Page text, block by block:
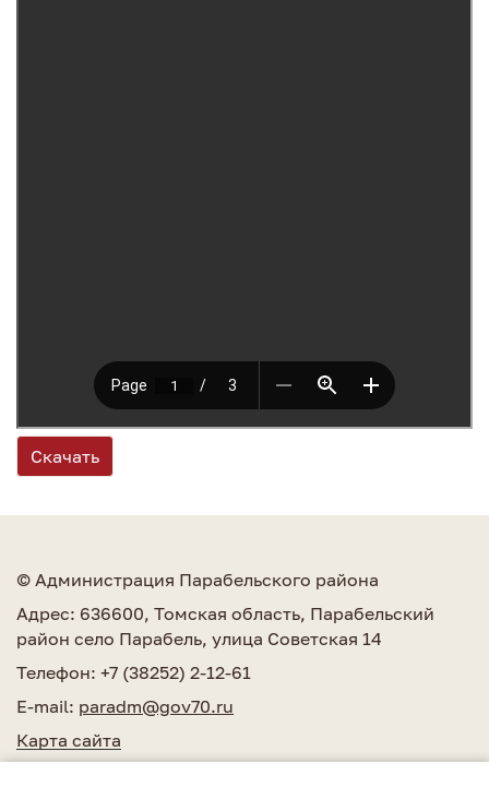
Скачать
© Администрация Парабельского района
Адрес: 636600, Томская область, Парабельский
район село Парабель, улица Советская 14
Телефон: +7 (38252) 2-12-61
E-mail: paradm@gov70.ru
Карта сайта